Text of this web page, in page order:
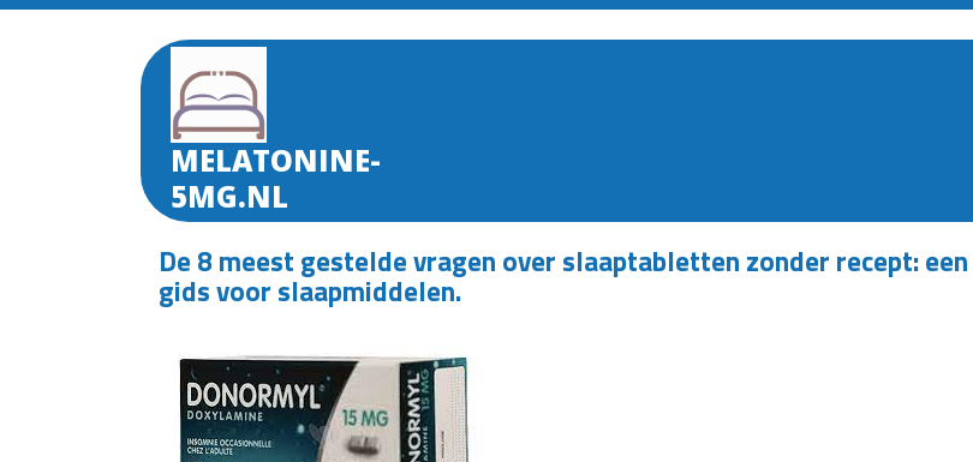
Skip
MELATONINE-
5MG.NL
De 8 meest gestelde vragen over slaaptabletten zonder recept: een
gids voor slaapmiddelen.